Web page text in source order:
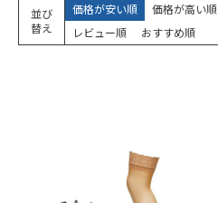
並び
替え
価格が安い順 価格が高い順
レビュー順
おすすめ順